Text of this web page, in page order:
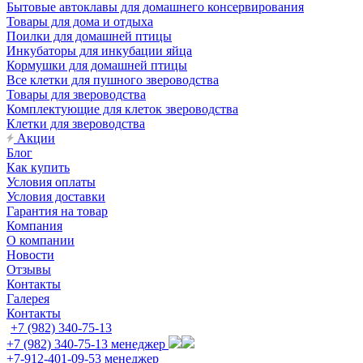
Бытовые автоклавы для домашнего консервирования
Товары для дома и отдыха
Поилки для домашней птицы
Инкубаторы для инкубации яйца
Кормушки для домашней птицы
Все клетки для пушного звероводства
Товары для звероводства
Комплектующие для клеток звероводства
Клетки для звероводства
Акции
Блог
Как купить
Условия оплаты
Условия доставки
Гарантия на товар
Компания
О компании
Новости
Отзывы
Контакты
Галерея
Контакты
+7 (982) 340-75-13
+7 (982) 340-75-13 менеджер
+7-912-401-09-53 менеджер